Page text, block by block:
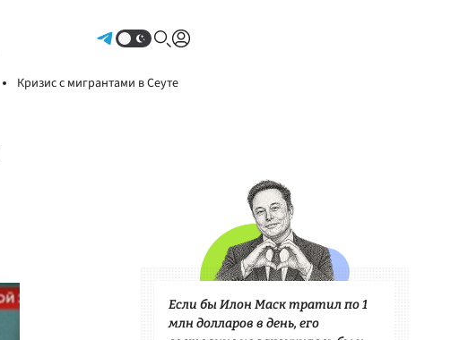
Кризис с мигрантами в Сеуте
Если бы Илон Маск тратил по 1
млн долларов в день, его